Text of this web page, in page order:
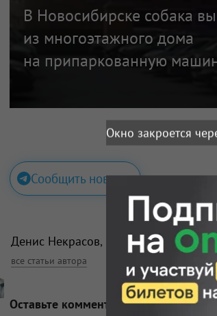
В Новосибирске собака
из многоэтажного дома
на припаркованную
Сообщить новость
Денис Некрасов, корреспондент
все статьи автора
Оставьте комментарий
Окно закроется